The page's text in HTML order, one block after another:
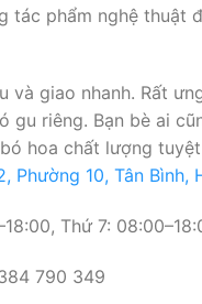
tác phẩm nghệ
và giao nhanh. Rất
gu riêng. Bạn bè ai
hoa chất lượng
Phường 10, Tân Bình,
Thứ 7:
790 349